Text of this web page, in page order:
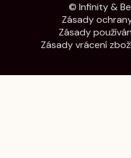
© Infinity &
Zásady
Zásady
Zásady vrácení